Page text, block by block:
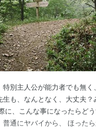
別主人公が能力者でも無く
生も、なんとなく、大丈夫？
に、こんな事になったらど
普通にヤバイから、 ほった